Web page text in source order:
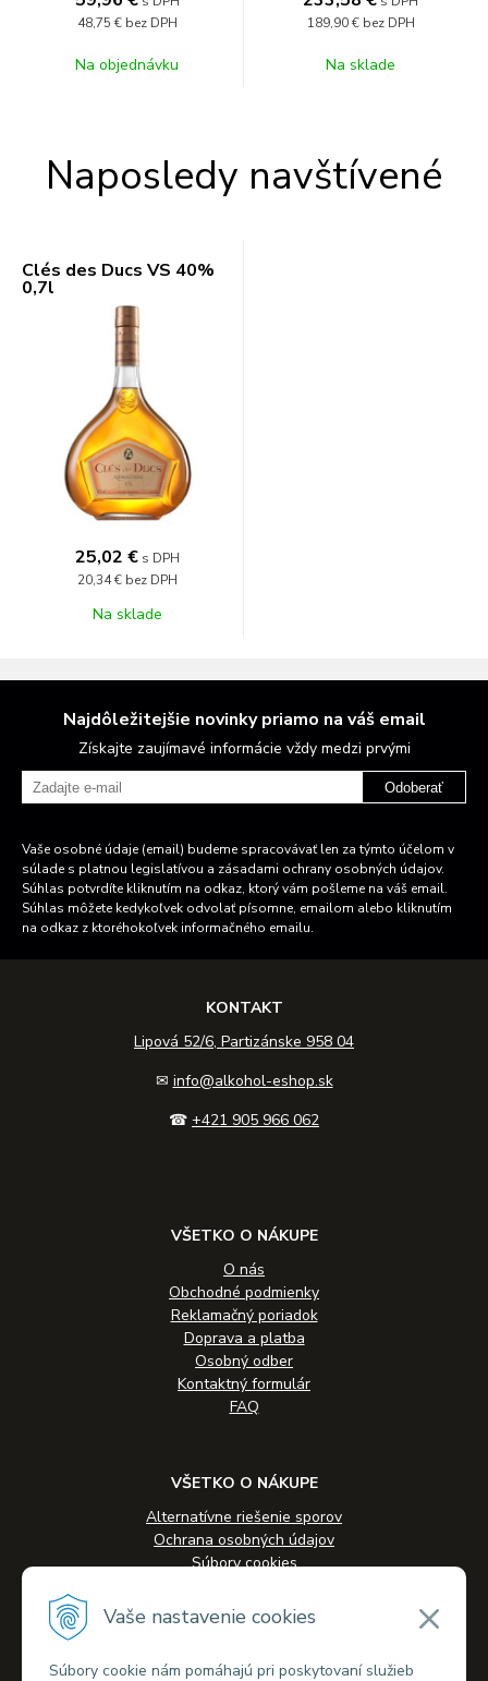
Vaše nastavenie cookies
Súbory cookie nám pomáhajú pri poskytovaní služieb
48,75 € bez DPH
Na objednávku
189,90 € bez DPH
Na sklade
Naposledy navštívené
Clés des Ducs VS 40%
0,7l
25,02 € s DPH
20,34 € bez DPH
Na sklade
Najdôležitejšie novinky priamo na váš email
Získajte zaujímavé informácie vždy medzi prvými
Odoberať
Vaše osobné údaje (email) budeme spracovávať len za týmto účelom v
súlade s platnou legislatívou a zásadami ochrany osobných údajov.
Súhlas potvrdíte kliknutím na odkaz, ktorý vám pošleme na váš email.
Súhlas môžete kedykoľvek odvolať písomne, emailom alebo kliknutím
na odkaz z ktoréhokoľvek informačného emailu.
KONTAKT
Lipová 52/6, Partizánske 958 04
✉ info@alkohol-eshop.sk
☎ +421 905 966 062
VŠETKO O NÁKUPE
O nás
Obchodné podmienky
Reklamačný poriadok
Doprava a platba
Osobný odber
Kontaktný formulár
FAQ
VŠETKO O NÁKUPE
Alternatívne riešenie sporov
Ochrana osobných údajov
Súbory cookies
Veľkoobchodná spolupráca